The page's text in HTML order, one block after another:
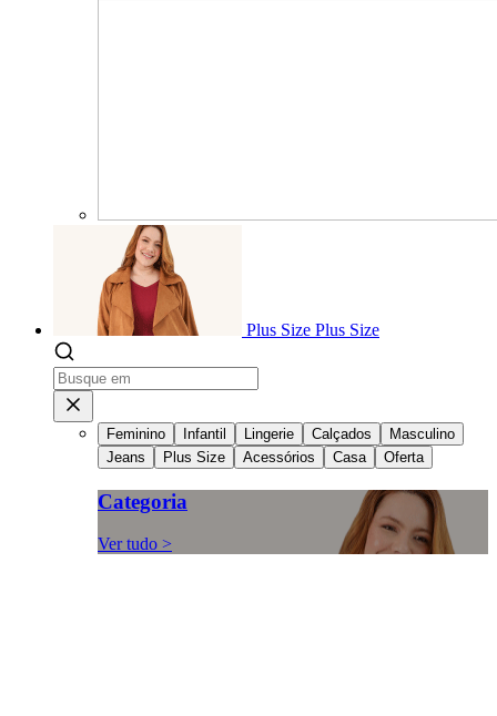
Plus Size Plus Size
Feminino Infantil Lingerie Calçados
Masculino
Jeans
Plus Size Acessórios Casa Oferta
Categoria
Ver tudo >